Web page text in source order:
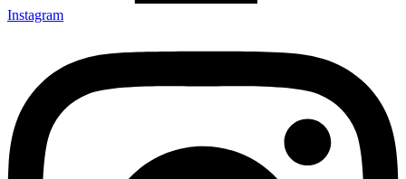
Instagram